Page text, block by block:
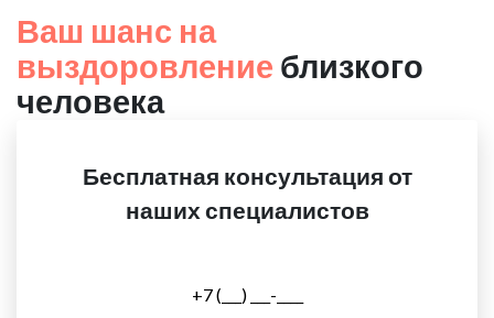
Ваш шанс на
выздоровление близкого
человека
Бесплатная консультация от
наших специалистов